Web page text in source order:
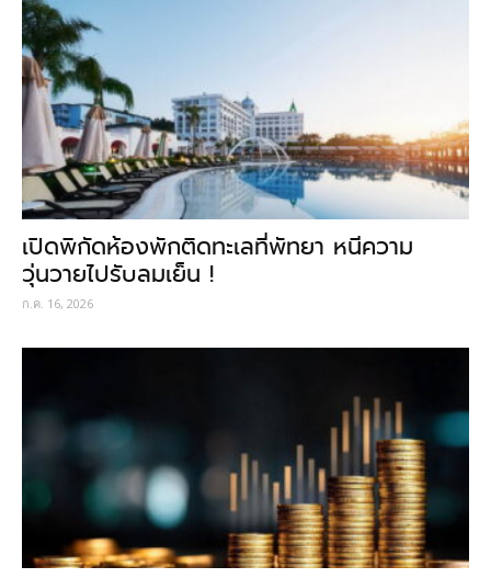
เปิดพิกัดห้องพักติดทะเลที่พัทยา หนีความ
วุ่นวายไปรับลมเย็น !
ก.ค. 16, 2026